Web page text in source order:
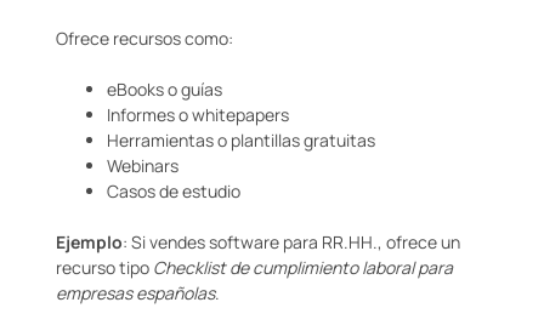
Ofrece recursos como:
eBooks o guías
Informes o whitepapers
Herramientas o plantillas gratuitas
Webinars
Casos de estudio
Ejemplo: Si vendes software para RR.HH., ofrece un
recurso tipo Checklist de cumplimiento laboral para
empresas españolas.